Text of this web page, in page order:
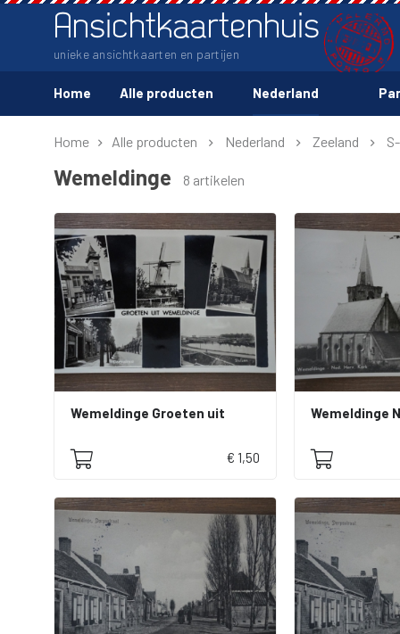
Ansichtkaartenhuis
unieke ansichtkaarten en partijen
Home Alle producten Nederland
Home Alle producten Nederland Zeeland
Wemeldinge 8 artikelen
Wemeldinge Groeten uit
€ 1,50
Wemeldinge